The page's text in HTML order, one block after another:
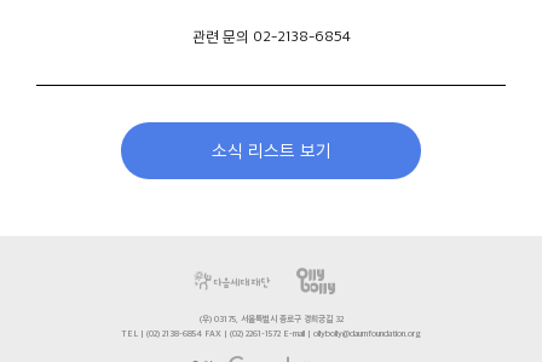
관련 문의 02-2138-6854
소식 리스트 보기
(우) 03175, 서울특별시 종로구 경희궁길 32
TEL | (02) 2138-6854 FAX | (02) 2261-1572 E-mail | ollybolly@daumfoundation.org